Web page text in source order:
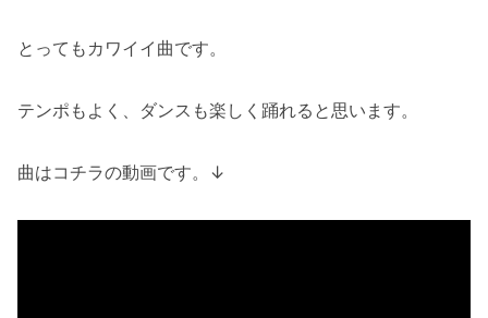
とってもカワイイ曲です。
テンポもよく、ダンスも楽しく踊れると思います。
曲はコチラの動画です。↓